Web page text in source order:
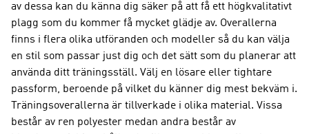
av dessa kan du känna dig säker på att få ett högkvalitativt
plagg som du kommer få mycket glädje av. Overallerna
finns i flera olika utföranden och modeller så du kan välja
en stil som passar just dig och det sätt som du planerar att
använda ditt träningsställ. Välj en lösare eller tightare
passform, beroende på vilket du känner dig mest bekväm i.
Träningsoverallerna är tillverkade i olika material. Vissa
består av ren polyester medan andra består av